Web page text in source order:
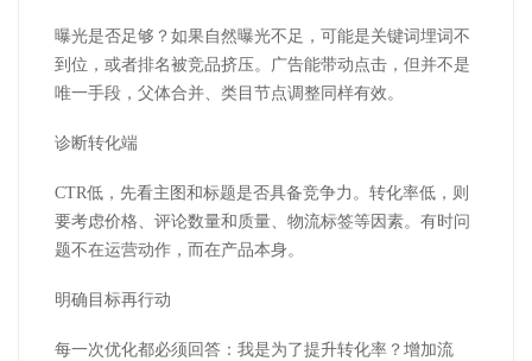
曝光是否足够？如果自然曝光不足，可能是关键词埋词不
到位，或者排名被竞品挤压。广告能带动点击，但并不是
唯一手段，父体合并、类目节点调整同样有效。
诊断转化端
CTR低，先看主图和标题是否具备竞争力。转化率低，则
要考虑价格、评论数量和质量、物流标签等因素。有时问
题不在运营动作，而在产品本身。
明确目标再行动
每一次优化都必须回答：我是为了提升转化率？增加流